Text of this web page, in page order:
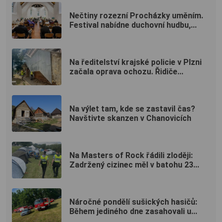
Nečtiny rozezní Procházky uměním.
Festival nabídne duchovní hudbu,...
Na ředitelství krajské policie v Plzni
začala oprava ochozu. Řidiče...
Na výlet tam, kde se zastavil čas?
Navštivte skanzen v Chanovicích
Na Masters of Rock řádili zloději:
Zadržený cizinec měl v batohu 23...
Náročné pondělí sušických hasičů:
Během jediného dne zasahovali u...